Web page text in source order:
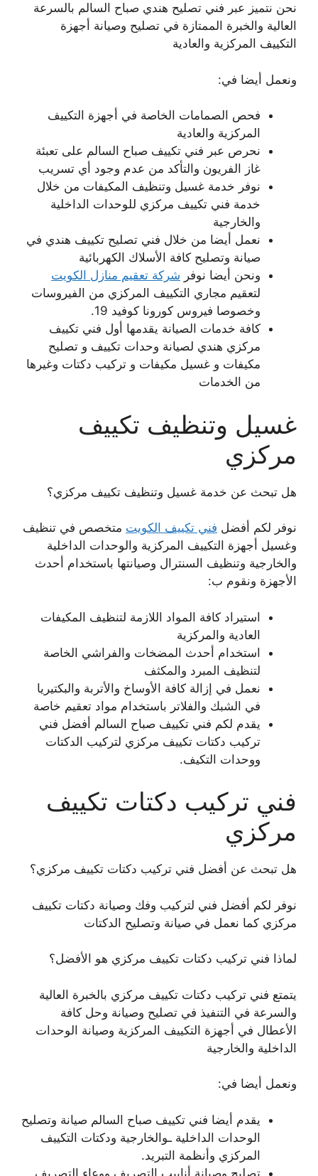
نحن نتميز عبر فني تصليح هندي صباح السالم بالسرعة
العالية والخبرة الممتازة في تصليح وصيانة أجهزة
التكييف المركزية والعادية
ونعمل أيضا في:
فحص الصمامات الخاصة في أجهزة التكييف
المركزية والعادية
نحرص عبر فني تكييف صباح السالم على تعبئة
غاز الفريون والتأكد من عدم وجود أي تسريب
نوفر خدمة غسيل وتنظيف المكيفات من خلال
خدمة فني تكييف مركزي للوحدات الداخلية
والخارجية
نعمل أيضا من خلال فني تصليح تكييف هندي في
صيانة وتصليح كافة الأسلاك الكهربائية
ونحن أيضا نوفر شركة تعقيم منازل الكويت
لتعقيم مجاري التكييف المركزي من الفيروسات
وخصوصا فيروس كورونا كوفيد 19.
كافة خدمات الصيانة يقدمها أول فني تكييف
مركزي هندي لصيانة وحدات تكييف و تصليح
مكيفات و غسيل مكيفات و تركيب دكتات وغيرها
من الخدمات
غسيل وتنظيف تكييف
مركزي
هل تبحث عن خدمة غسيل وتنظيف تكييف مركزي؟
نوفر لكم أفضل فني تكييف الكويت متخصص في تنظيف
وغسيل أجهزة التكييف المركزية والوحدات الداخلية
والخارجية وتنظيف السنترال وصيانتها باستخدام أحدث
الأجهزة ونقوم ب:
استيراد كافة المواد اللازمة لتنظيف المكيفات
العادية والمركزية
استخدام أحدث المضخات والفراشي الخاصة
لتنظيف المبرد والمكثف
نعمل في إزالة كافة الأوساخ والأتربة والبكتيريا
في الشبك والفلاتر باستخدام مواد تعقيم خاصة
يقدم لكم فني تكييف صباح السالم أفضل فني
تركيب دكتات تكييف مركزي لتركيب الدكتات
ووحدات التكيف.
فني تركيب دكتات تكييف
مركزي
هل تبحث عن أفضل فني تركيب دكتات تكييف مركزي؟
نوفر لكم أفضل فني لتركيب وفك وصيانة دكتات تكييف
مركزي كما نعمل في صيانة وتصليح الدكتات
لماذا فني تركيب دكتات تكييف مركزي هو الأفضل؟
يتمتع فني تركيب دكتات تكييف مركزي بالخبرة العالية
والسرعة في التنفيذ في تصليح وصيانة وحل كافة
الأعطال في أجهزة التكييف المركزية وصيانة الوحدات
الداخلية والخارجية
ونعمل أيضا في:
يقدم أيضا فني تكييف صباح السالم صيانة وتصليح
الوحدات الداخلية ـوالخارجية ودكتات التكييف
المركزي وأنظمة التبريد.
تصليح وصيانة أنابيب التصريف ووعاء التصريف